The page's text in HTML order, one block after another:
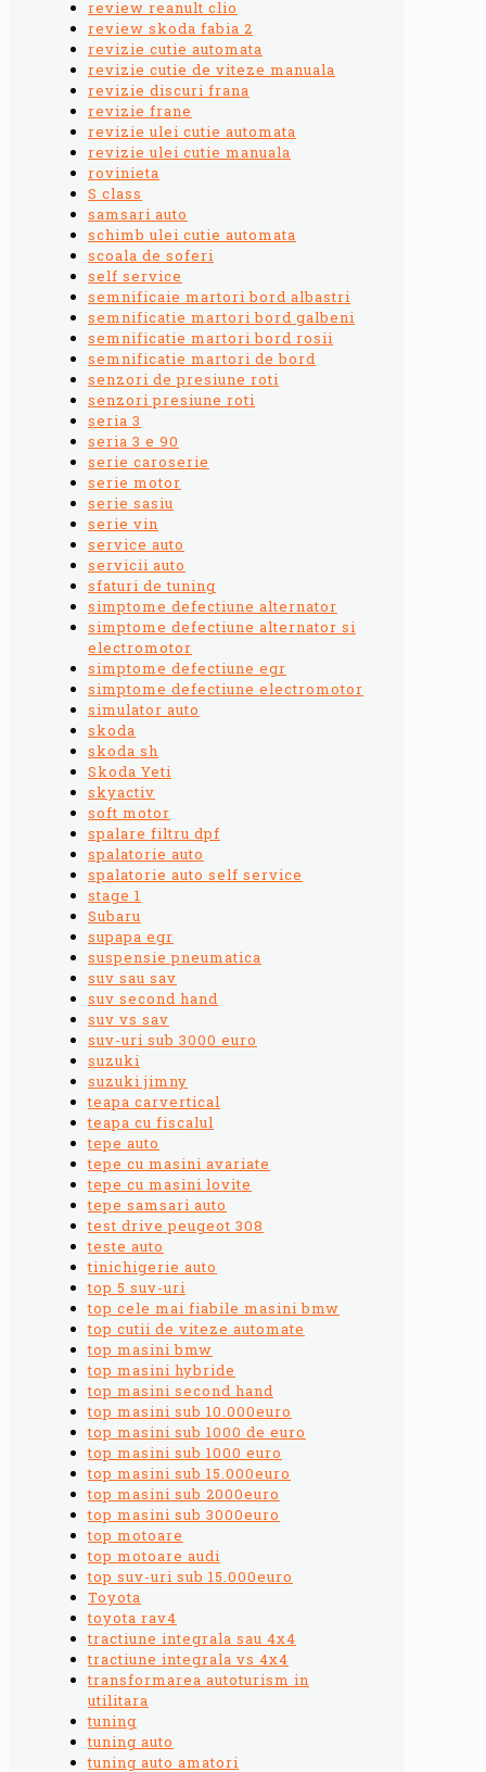
review reanult clio
review skoda fabia 2
revizie cutie automata
revizie cutie de viteze manuala
revizie discuri frana
revizie frane
revizie ulei cutie automata
revizie ulei cutie manuala
rovinieta
S class
samsari auto
schimb ulei cutie automata
scoala de soferi
self service
semnificaie martori bord albastri
semnificatie martori bord galbeni
semnificatie martori bord rosii
semnificatie martori de bord
senzori de presiune roti
senzori presiune roti
seria 3
seria 3 e 90
serie caroserie
serie motor
serie sasiu
serie vin
service auto
servicii auto
sfaturi de tuning
simptome defectiune alternator
simptome defectiune alternator si
electromotor
simptome defectiune egr
simptome defectiune electromotor
simulator auto
skoda
skoda sh
Skoda Yeti
skyactiv
soft motor
spalare filtru dpf
spalatorie auto
spalatorie auto self service
stage 1
Subaru
supapa egr
suspensie pneumatica
suv sau sav
suv second hand
suv vs sav
suv-uri sub 3000 euro
suzuki
suzuki jimny
teapa carvertical
teapa cu fiscalul
tepe auto
tepe cu masini avariate
tepe cu masini lovite
tepe samsari auto
test drive peugeot 308
teste auto
tinichigerie auto
top 5 suv-uri
top cele mai fiabile masini bmw
top cutii de viteze automate
top masini bmw
top masini hybride
top masini second hand
top masini sub 10.000euro
top masini sub 1000 de euro
top masini sub 1000 euro
top masini sub 15.000euro
top masini sub 2000euro
top masini sub 3000euro
top motoare
top motoare audi
top suv-uri sub 15.000euro
Toyota
toyota rav4
tractiune integrala sau 4x4
tractiune integrala vs 4x4
transformarea autoturism in
utilitara
tuning
tuning auto
tuning auto amatori